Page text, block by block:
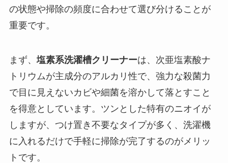
の状態や掃除の頻度に合わせて選び分けることが
重要です。
まず、 塩素系洗濯槽クリーナーは、次亜塩素酸ナ
トリウムが主成分のアルカリ性で、強力な殺菌力
で目に見えないカビや細菌を溶かして落とすこと
を得意としています。ツンとした特有のニオイが
しますが、つけ置き不要なタイプが多く、洗濯機
に入れるだけで手軽に掃除が完了するのがメリッ
トです。